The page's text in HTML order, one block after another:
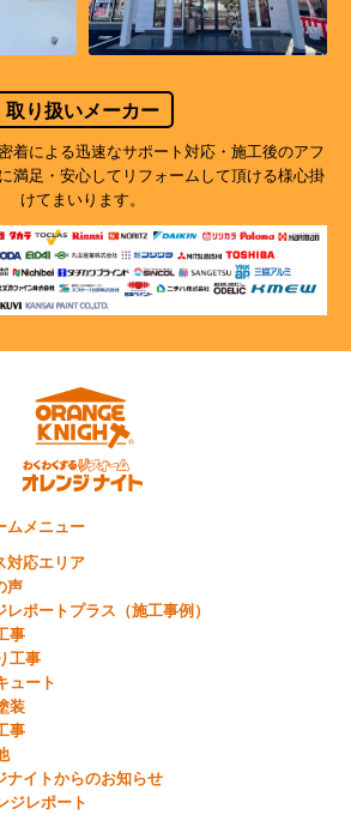
取り扱いメーカー
着による迅速なサポート対応・施工後のアフ
満足・安心してリフォームして頂ける様心掛
けてまいります。
ムメニュー
対応エリア
声
レポートプラス（施工事例）
事
工事
ュート
装
事
ナイトからのお知らせ
ジレポート